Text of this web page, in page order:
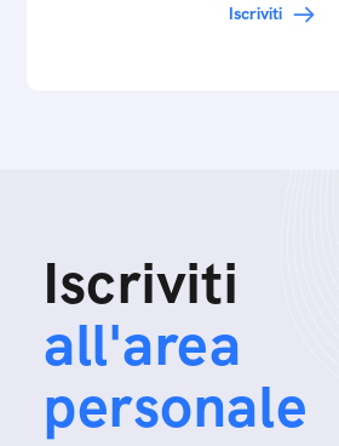
Iscriviti
Iscriviti
all'area
personale